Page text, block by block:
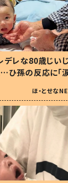
デレな80歳じい
…ひ孫の反応に「
くて仕方ない」
ほ・とせな